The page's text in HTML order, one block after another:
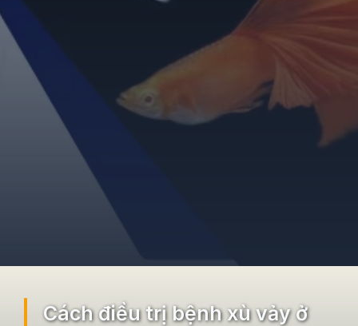
Cách điều trị bệnh xù vảy ở